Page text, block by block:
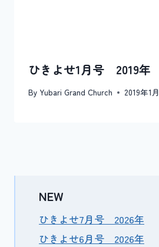
ひきよせ1月号 2019年
By Yubari Grand Church 2019年1月
NEW
ひきよせ7月号 2026年
ひきよせ6月号 2026年